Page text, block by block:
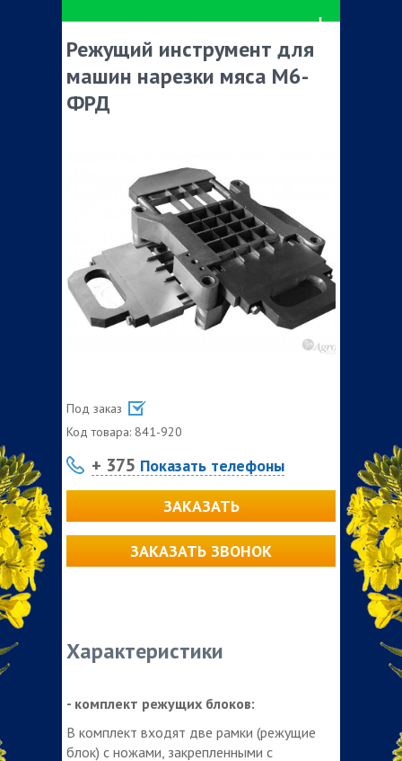
Режущий инструмент для
машин нарезки мяса М6-
ФРД
Под заказ
Код товара: 841-920
+ 375 Показать телефоны
ЗАКАЗАТЬ
ЗАКАЗАТЬ ЗВОНОК
Характеристики
- комплект режущих блоков:
В комплект входят две рамки (режущие
блок) с ножами, закрепленными с